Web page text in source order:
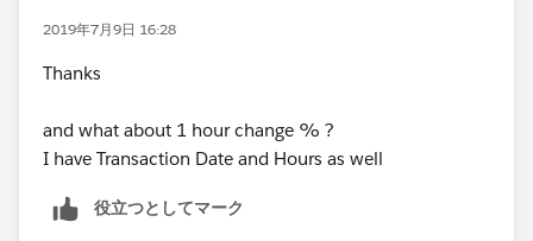
2019年7月9日 16:28
Thanks
and what about 1 hour change % ?
I have Transaction Date and Hours as well
役立つとしてマーク